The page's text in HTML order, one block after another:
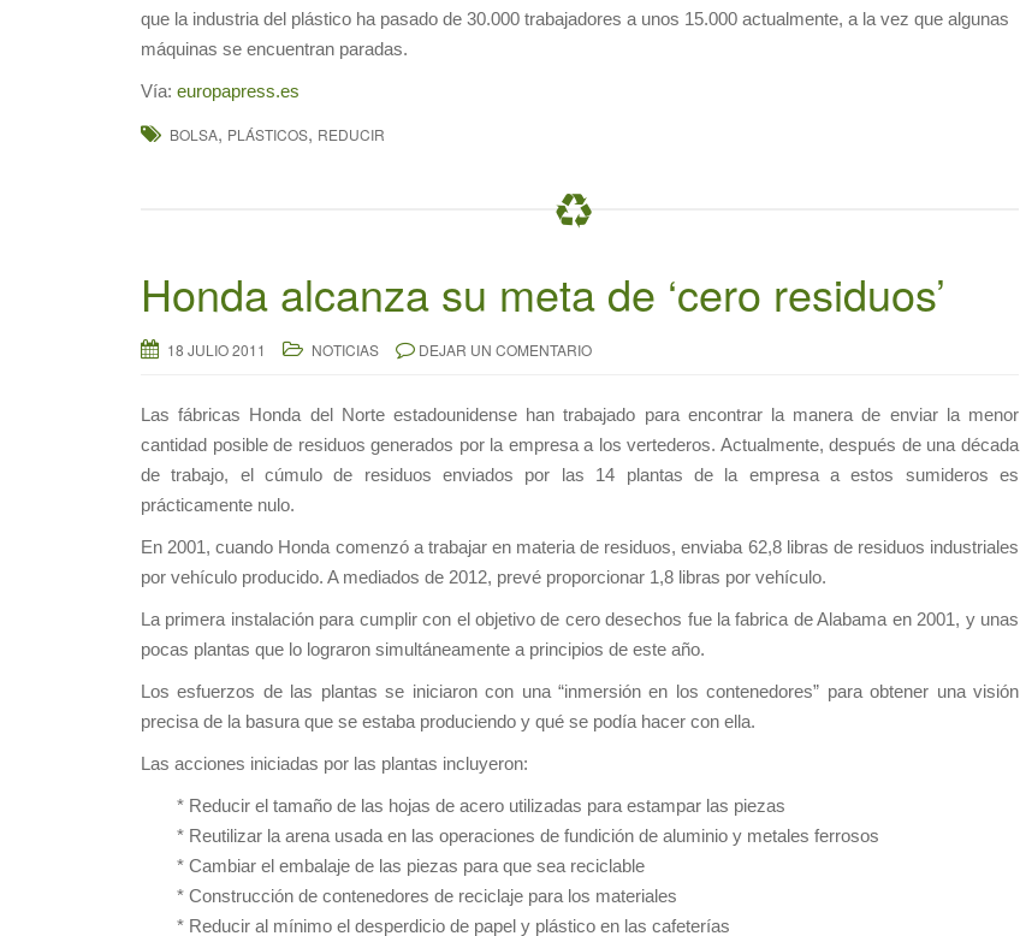
que la industria del plástico ha pasado de 30.000 trabajadores a unos 15.000 actualmente, a la vez que algunas
máquinas se encuentran paradas.
Vía: europapress.es
BOLSA, PLÁSTICOS, REDUCIR
Honda alcanza su meta de ‘cero residuos’
18 JULIO 2011 NOTICIAS DEJAR UN COMENTARIO
Las fábricas Honda del Norte estadounidense han trabajado para encontrar la manera de enviar la menor
cantidad posible de residuos generados por la empresa a los vertederos. Actualmente, después de una década
de trabajo, el cúmulo de residuos enviados por las 14 plantas de la empresa a estos sumideros es
prácticamente nulo.
En 2001, cuando Honda comenzó a trabajar en materia de residuos, enviaba 62,8 libras de residuos industriales
por vehículo producido. A mediados de 2012, prevé proporcionar 1,8 libras por vehículo.
La primera instalación para cumplir con el objetivo de cero desechos fue la fabrica de Alabama en 2001, y unas
pocas plantas que lo lograron simultáneamente a principios de este año.
Los esfuerzos de las plantas se iniciaron con una “inmersión en los contenedores” para obtener una visión
precisa de la basura que se estaba produciendo y qué se podía hacer con ella.
Las acciones iniciadas por las plantas incluyeron:
* Reducir el tamaño de las hojas de acero utilizadas para estampar las piezas
* Reutilizar la arena usada en las operaciones de fundición de aluminio y metales ferrosos
* Cambiar el embalaje de las piezas para que sea reciclable
* Construcción de contenedores de reciclaje para los materiales
* Reducir al mínimo el desperdicio de papel y plástico en las cafeterías